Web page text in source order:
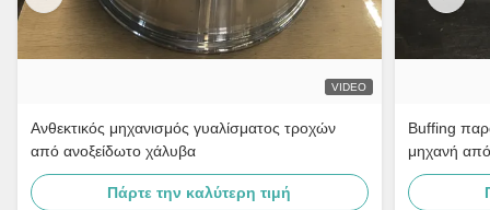
VIDEO
Ανθεκτικός μηχανισμός γυαλίσματος τροχών
από ανοξείδωτο χάλυβα
Πάρτε την καλύτερη τιμή
Buffing
μηχανή
στη